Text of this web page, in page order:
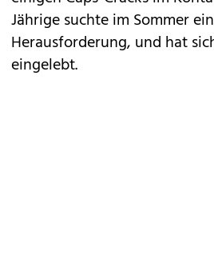
Jährige suchte im Sommer
Herausforderung, und hat
eingelebt.